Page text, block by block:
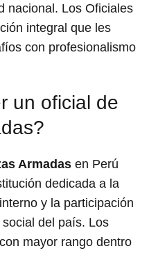
nacional. Los Oficiales
integral que les
con profesionalismo
un oficial de
Armadas en Perú
dedicada a la
y la participación
del país. Los
mayor rango dentro